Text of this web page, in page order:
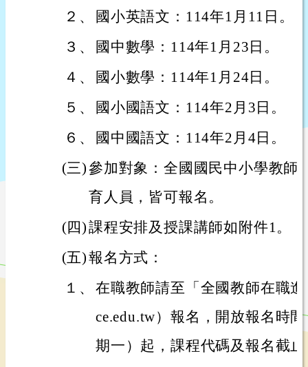
２、
國小英語文：114年1月11日。
３、
國中數學：114年1月23日。
４、
國小數學：114年1月24日。
５、
國小國語文：114年2月3日。
６、
國中國語文：114年2月4日。
(三)參加對象：全國國民中小學教師
育人員，皆可報名。
(四)課程安排及授課講師如附件1。
(五)報名方式：
１、 在職教師請至「全國教師在職
ce.edu.tw）報名，開放報名時
期一）起，課程代碼及報名截